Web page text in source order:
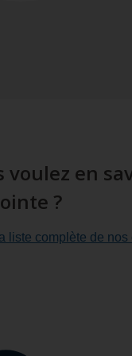
voulez en
?
liste complète de nos